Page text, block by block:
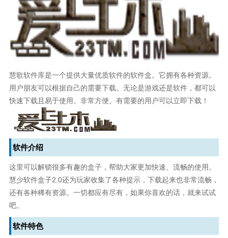
慧歌软件库是一个提供大量优质软件的软件盒。它拥有各种资源。
用户朋友可以根据自己的需要下载。无论是游戏还是软件，都可以
快速下载且易于使用。非常方便。有需要的用户可以立即下载！
软件介绍
这里可以解锁很多有趣的盒子，帮助大家更加快速、流畅的使用。
慧少软件盒子2.0还为玩家收集了各种提示，下载起来也非常流畅，
还有各种稀有资源。一切都应有尽有，如果你喜欢的话，就来试试
吧。
软件特色